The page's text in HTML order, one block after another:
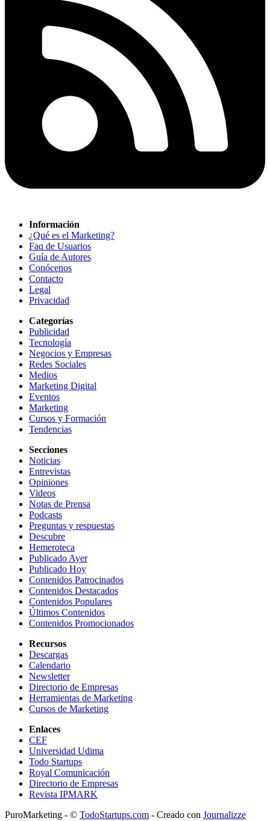
Información
¿Qué es el Marketing?
Faq de Usuarios
Guía de Autores
Conócenos
Contacto
Legal
Privacidad
Categorías
Publicidad
Tecnología
Negocios y Empresas
Redes Sociales
Medios
Marketing Digital
Eventos
Marketing
Cursos y Formación
Tendencias
Secciones
Noticias
Entrevistas
Opiniones
Videos
Notas de Prensa
Podcasts
Preguntas y respuestas
Descubre
Hemeroteca
Publicado Ayer
Publicado Hoy
Contenidos Patrocinados
Contenidos Destacados
Contenidos Populares
Últimos Contenidos
Contenidos Promocionados
Recursos
Descargas
Calendario
Newsletter
Directorio de Empresas
Herramientas de Marketing
Cursos de Marketing
Enlaces
CEF
Universidad Udima
Todo Startups
Royal Comunicación
Directorio de Empresas
Revista IPMARK
PuroMarketing - © TodoStartups.com - Creado con Journalizze